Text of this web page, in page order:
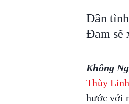
Dân
Đam sẽ
Không
Thùy Linh
hước với